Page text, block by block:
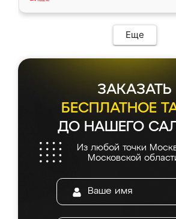
Еще
ЗАКАЗАТЬ
БЕСПЛАТНОЕ
ДО НАШЕГО
Из любой точки
Московской